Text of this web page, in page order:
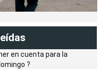
en cuenta para la
?